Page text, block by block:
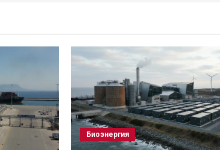
Биоэнергия